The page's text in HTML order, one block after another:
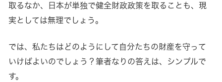
取るなか、日本が単独で健全財政政策を取ることも、現
実としては無理でしょう。
では、私たちはどのようにして自分たちの財産を守って
いけばよいのでしょう？筆者なりの答えは、シンプルで
す。